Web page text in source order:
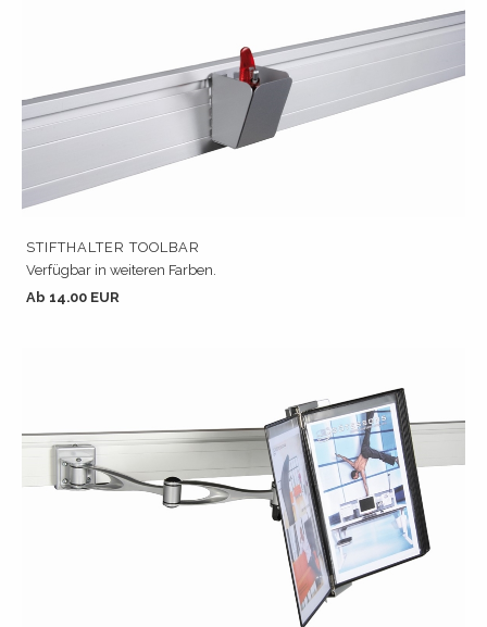
STIFTHALTER TOOLBAR
Verfügbar in weiteren Farben.
Ab 14.00 EUR